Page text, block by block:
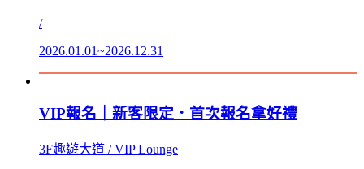
/
2026.01.01~2026.12.31
VIP報名｜新客限定．首次報名拿好禮
3F趣遊大道 / VIP Lounge